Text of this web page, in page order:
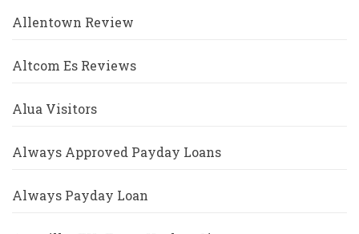
Allentown Review
Altcom Es Reviews
Alua Visitors
Always Approved Payday Loans
Always Payday Loan